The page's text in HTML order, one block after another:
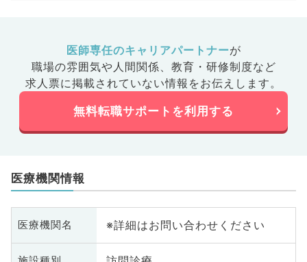
医師専任のキャリアパートナーが
職場の雰囲気や人間関係、 教育・研修制度など
求人票に掲載されていない情報をお伝えします。
無料転職サポートを利用する
医療機関情報
医療機関名 ※詳細はお問い合わせください